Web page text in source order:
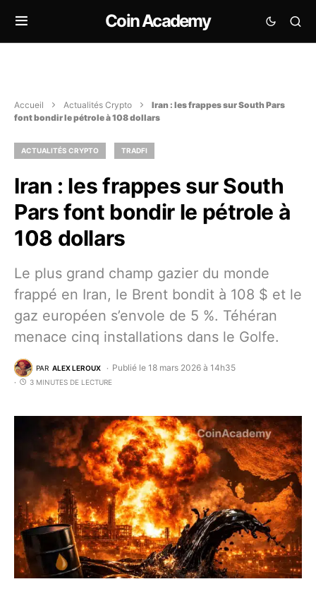
Coin Academy
Accueil Actualités Crypto
Iran : les frappes sur South Pars
font bondir le pétrole à 108 dollars
ACTUALITÉS CRYPTO TRADFI
Iran : les frappes sur South
Pars font bondir le pétrole à
108 dollars
Le plus grand champ gazier du monde
frappé en Iran, le Brent bondit à 108 $ et le
gaz européen s’envole de 5 %. Téhéran
menace cinq installations dans le Golfe.
PAR ALEX LEROUX Publié le 18 mars 2026 à 14h35
3 MINUTES DE LECTURE